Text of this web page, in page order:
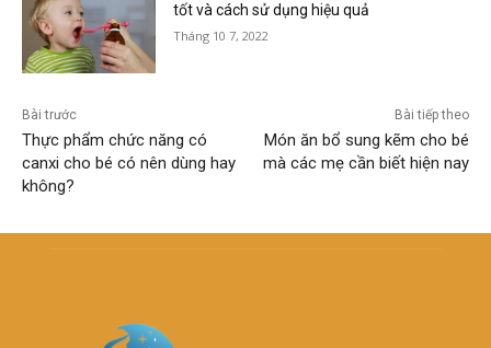
tốt và cách sử dụng hiệu quả
Tháng 10 7, 2022
Bài trước
Thực phẩm chức năng có
canxi cho bé có nên dùng hay
không?
Bài tiếp theo
Món ăn bổ sung kẽm cho bé
mà các mẹ cần biết hiện nay